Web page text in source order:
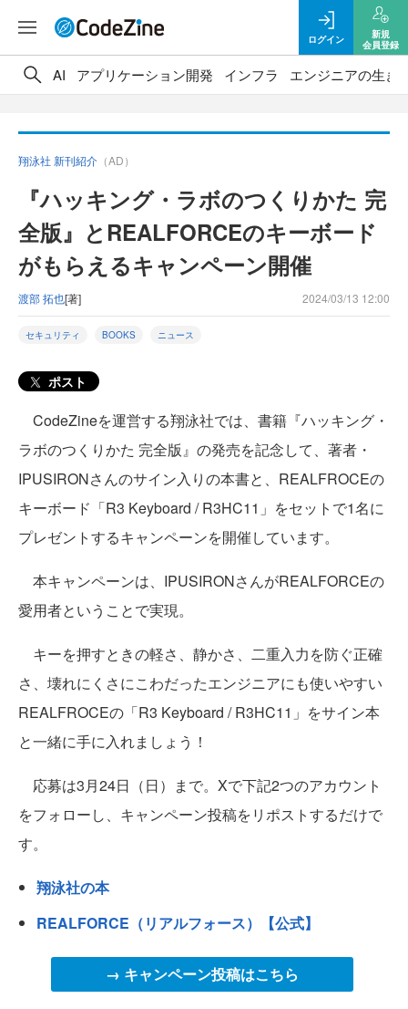
ログイン
新規
会員登録
AI アプリケーション開発 インフラ エンジニアの生き
翔泳社 新刊紹介 （AD）
『ハッキング・ラボのつくりかた 完
全版』とREALFORCEのキーボード
がもらえるキャンペーン開催
渡部 拓也[著] 2024/03/13 12:00
セキュリティ BOOKS ニュース
ポスト
CodeZineを運営する翔泳社では、書籍『ハッキング・
ラボのつくりかた 完全版』の発売を記念して、著者・
IPUSIRONさんのサイン入りの本書と、REALFROCEの
キーボード「R3 Keyboard / R3HC11」をセットで1名に
プレゼントするキャンペーンを開催しています。
本キャンペーンは、IPUSIRONさんがREALFORCEの
愛用者ということで実現。
キーを押すときの軽さ、静かさ、二重入力を防ぐ正確
さ、壊れにくさにこわだったエンジニアにも使いやすい
REALFROCEの「R3 Keyboard / R3HC11」をサイン本
と一緒に手に入れましょう！
応募は3月24日（日）まで。Xで下記2つのアカウント
をフォローし、キャンペーン投稿をリポストするだけで
す。
翔泳社の本
REALFORCE（リアルフォース）【公式】
→ キャンペーン投稿はこちら